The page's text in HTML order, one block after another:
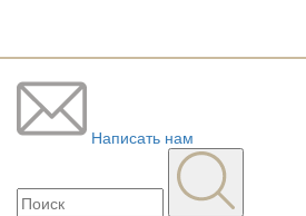
Написать нам